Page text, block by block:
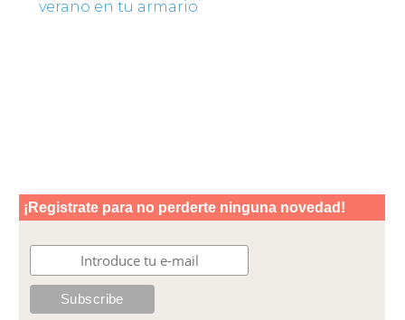
verano en tu armario